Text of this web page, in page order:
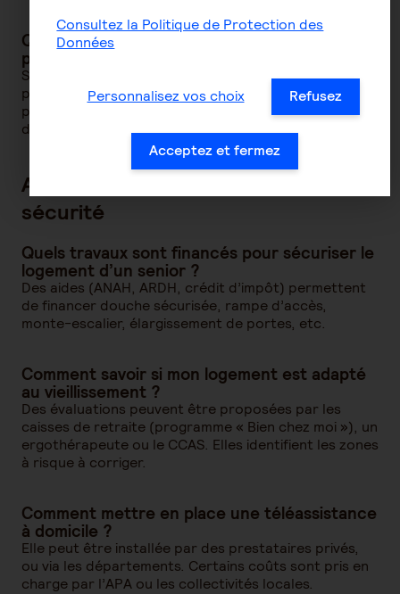
Quel est le coût moyen du maintien à domicile
pour une personne dépendante ?
Selon le niveau de dépendance, le reste à charge
peut varier de 600 à 2 000 € par mois. Les aides
publiques, les caisses de retraite et une assurance
dépendance peuvent alléger cette charge.
Aménagement du logement et
sécurité
Quels travaux sont financés pour sécuriser le
logement d’un senior ?
Des aides (ANAH, ARDH, crédit d’impôt) permettent
de financer douche sécurisée, rampe d’accès,
monte-escalier, élargissement de portes, etc.
Comment savoir si mon logement est adapté
au vieillissement ?
Des évaluations peuvent être proposées par les
caisses de retraite (programme « Bien chez moi »), un
ergothérapeute ou le CCAS. Elles identifient les zones
à risque à corriger.
Comment mettre en place une téléassistance
à domicile ?
Elle peut être installée par des prestataires privés,
ou via les départements. Certains coûts sont pris en
charge par l’APA ou les collectivités locales.
Consultez la Politique de Protection des
Données
Personnalisez vos choix Refusez
Acceptez et fermez